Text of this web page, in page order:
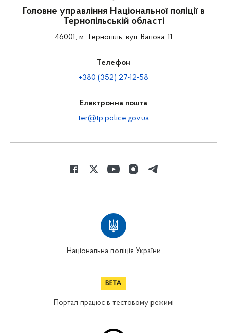
Головне управління Національної поліції в
Тернопільській області
46001, м. Тернопіль, вул. Валова, 11
Телефон
+380 (352) 27-12-58
Електронна пошта
ter@tp.police.gov.ua
Національна поліція України
Портал працює в тестовому режимі